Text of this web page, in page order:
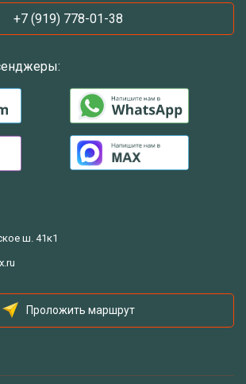
+7 (919) 778-01-38
ш. 41к1
Проложить маршрут